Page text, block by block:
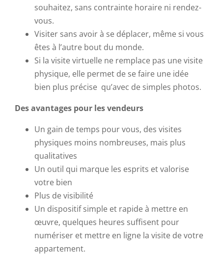
souhaitez, sans contrainte horaire ni rendez-
vous.
Visiter sans avoir à se déplacer, même si vous
êtes à l’autre bout du monde.
Si la visite virtuelle ne remplace pas une visite
physique, elle permet de se faire une idée
bien plus précise qu’avec de simples photos.
Des avantages pour les vendeurs
Un gain de temps pour vous, des visites
physiques moins nombreuses, mais plus
qualitatives
Un outil qui marque les esprits et valorise
votre bien
Plus de visibilité
Un dispositif simple et rapide à mettre en
œuvre, quelques heures suffisent pour
numériser et mettre en ligne la visite de votre
appartement.